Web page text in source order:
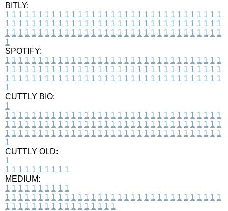
BITLY:
1 1 1 1 1 1 1 1 1 1 1 1 1 1 1 1 1 1 1 1 1 1 1 1 1 1 1 1 1 1 1 1 1
1 1 1 1 1 1 1 1 1 1 1 1 1 1 1 1 1 1 1 1 1 1 1 1 1 1 1 1 1 1 1 1 1
1 1 1 1 1 1 1 1 1 1 1 1 1 1 1 1 1 1 1 1 1 1 1 1 1 1 1 1 1 1 1 1 1
1
SPOTIFY:
1 1 1 1 1 1 1 1 1 1 1 1 1 1 1 1 1 1 1 1 1 1 1 1 1 1 1 1 1 1 1 1 1
1 1 1 1 1 1 1 1 1 1 1 1 1 1 1 1 1 1 1 1 1 1 1 1 1 1 1 1 1 1 1 1 1
1 1 1 1 1 1 1 1 1 1 1 1 1 1 1 1 1 1 1 1 1 1 1 1 1 1 1 1 1 1 1 1 1
1
CUTTLY BIO:
1
1 1 1 1 1 1 1 1 1 1 1 1 1 1 1 1 1 1 1 1 1 1 1 1 1 1 1 1 1 1 1 1 1
1 1 1 1 1 1 1 1 1 1 1 1 1 1 1 1 1 1 1 1 1 1 1 1 1 1 1 1 1 1 1 1 1
1 1 1 1 1 1 1 1 1 1 1 1 1 1 1 1 1 1 1 1 1 1 1 1 1 1 1 1 1 1 1 1 1
1
CUTTLY OLD:
1
1 1 1 1 1 1 1 1 1 1
MEDIUM:
1 1 1 1 1 1 1 1 1 1
1 1 1 1 1 1 1 1 1 1 1 1 1 1 1 1 1 1 1 1 1 1 1 1 1 1 1 1 1 1 1 1 1
1 1 1 1 1 1 1 1 1 1 1 1 1 1 1 1 1